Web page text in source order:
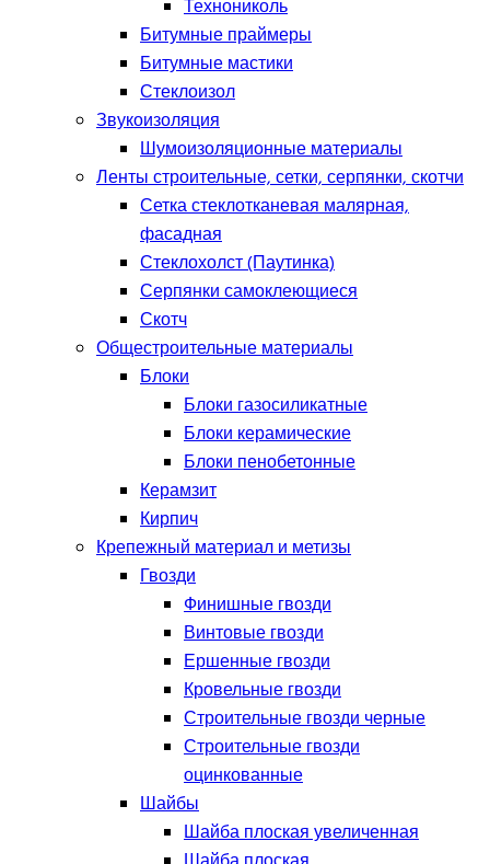
Технониколь
Битумные праймеры
Битумные мастики
Стеклоизол
Звукоизоляция
Шумоизоляционные материалы
Ленты строительные, сетки, серпянки, скотчи
Сетка стеклотканевая малярная,
фасадная
Стеклохолст (Паутинка)
Серпянки самоклеющиеся
Скотч
Общестроительные материалы
Блоки
Блоки газосиликатные
Блоки керамические
Блоки пенобетонные
Керамзит
Кирпич
Крепежный материал и метизы
Гвозди
Финишные гвозди
Винтовые гвозди
Ершенные гвозди
Кровельные гвозди
Строительные гвозди черные
Строительные гвозди
оцинкованные
Шайбы
Шайба плоская увеличенная